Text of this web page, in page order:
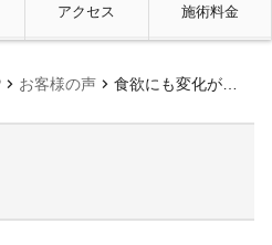
アクセス 施術料金
chevron_right お客様の声 chevron_right 食欲にも変化が…